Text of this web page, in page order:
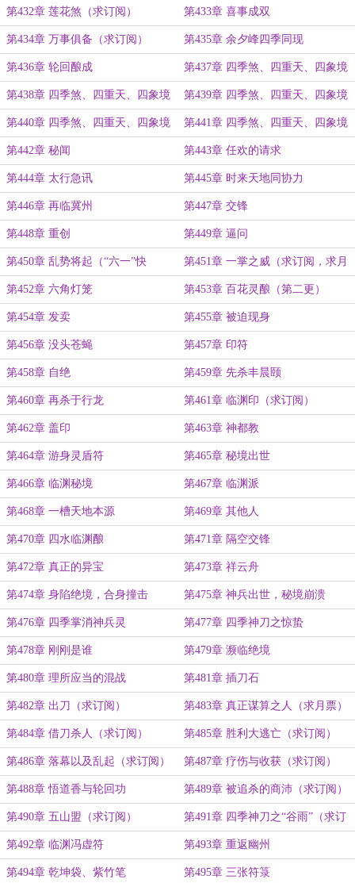
第432章 莲花煞（求订阅） 第433章 喜事成双
第434章 万事俱备（求订阅） 第435章 余夕峰四季同现
第436章 轮回酿成 第437章 四季煞、四重天、四象境
第438章 四季煞、四重天、四象境
（二）
第439章 四季煞、四重天、四象境
（三）
第440章 四季煞、四重天、四象境
（四）
第441章 四季煞、四重天、四象境
（五）
第442章 秘闻 第443章 任欢的请求
第444章 太行急讯 第445章 时来天地同协力
第446章 再临冀州 第447章 交锋
第448章 重创 第449章 逼问
第450章 乱势将起（“六一”快
乐！）
第451章 一掌之威（求订阅，求月
票）
第452章 六角灯笼 第453章 百花灵酿（第二更）
第454章 发卖 第455章 被迫现身
第456章 没头苍蝇 第457章 印符
第458章 自绝 第459章 先杀丰晨颐
第460章 再杀于行龙 第461章 临渊印（求订阅）
第462章 盖印 第463章 神都教
第464章 游身灵盾符 第465章 秘境出世
第466章 临渊秘境 第467章 临渊派
第468章 一槽天地本源 第469章 其他人
第470章 四水临渊酿 第471章 隔空交锋
第472章 真正的异宝 第473章 祥云舟
第474章 身陷绝境，合身撞击 第475章 神兵出世，秘境崩溃
第476章 四季掌消神兵灵 第477章 四季神刀之惊蛰
第478章 刚刚是谁 第479章 濒临绝境
第480章 理所应当的混战 第481章 插刀石
第482章 出刀（求订阅） 第483章 真正谋算之人（求月票）
第484章 借刀杀人（求订阅） 第485章 胜利大逃亡（求订阅）
第486章 落幕以及乱起（求订阅） 第487章 疗伤与收获（求订阅）
第488章 悟道香与轮回功 第489章 被追杀的商沛（求订阅）
第490章 五山盟（求订阅） 第491章 四季神刀之“谷雨”（求订
阅）
第492章 临渊冯虚符 第493章 重返幽州
第494章 乾坤袋、紫竹笔 第495章 三张符箓